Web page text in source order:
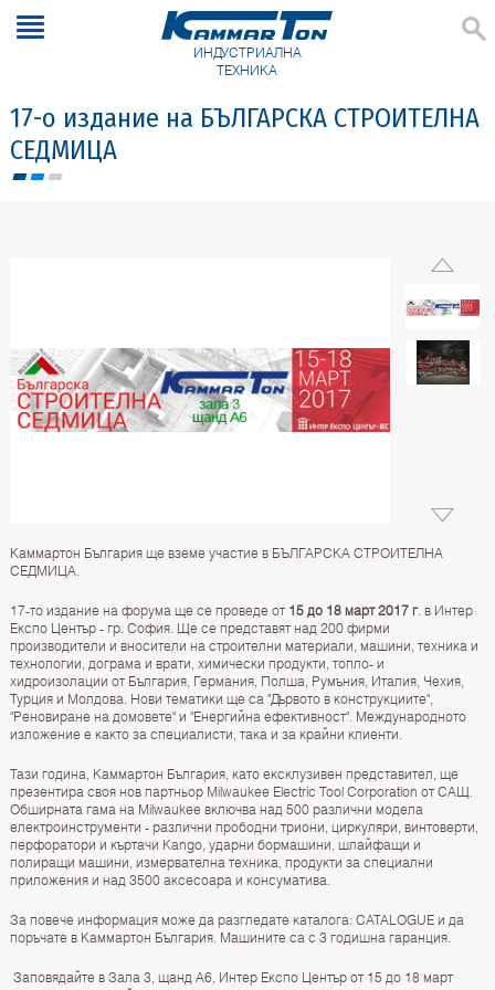
ИНДУСТРИАЛНА
ТЕХНИКА
17-о издание на БЪЛГАРСКА СТРОИТЕЛНА
СЕДМИЦА
Каммартон България ще вземе участие в БЪЛГАРСКА СТРОИТЕЛНА
СЕДМИЦА.
17-то издание на форума ще се проведе от 15 до 18 март 2017 г. в Интер
Експо Център - гр. София. Ще се представят над 200 фирми
производители и вносители на строителни материали, машини, техника и
технологии, дограма и врати, химически продукти, топло- и
хидроизолации от България, Германия, Полша, Румъния, Италия, Чехия,
Турция и Молдова. Нови тематики ще са "Дървото в конструкциите",
"Реновиране на домовете" и "Енергийна ефективност". Международното
изложение е както за специалисти, така и за крайни клиенти.
Тази година, Каммартон България, като ексклузивен представител, ще
презентира своя нов партньор Milwaukee Electric Tool Corporation от САЩ.
Обширната гама на Milwaukee включва над 500 различни модела
електроинструменти - различни прободни триони, циркуляри, винтоверти,
перфоратори и къртачи Kango, ударни бормашини, шлайфащи и
полиращи машини, измервателна техника, продукти за специални
приложения и над 3500 аксесоара и консуматива.
За повече информация може да разгледате каталога: CATALOGUE и да
поръчате в Каммартон България. Машините са с 3 годишна гаранция.
Заповядайте в Зала 3, щанд А6, Интер Експо Център от 15 до 18 март